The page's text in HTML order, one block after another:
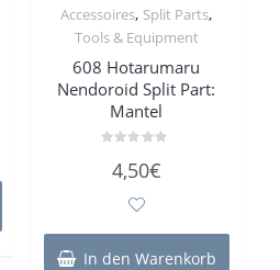
Accessoires, Split Parts,
Tools & Equipment
608 Hotarumaru
Nendoroid Split Part:
Mantel
mit4,50€
In den Warenkorb